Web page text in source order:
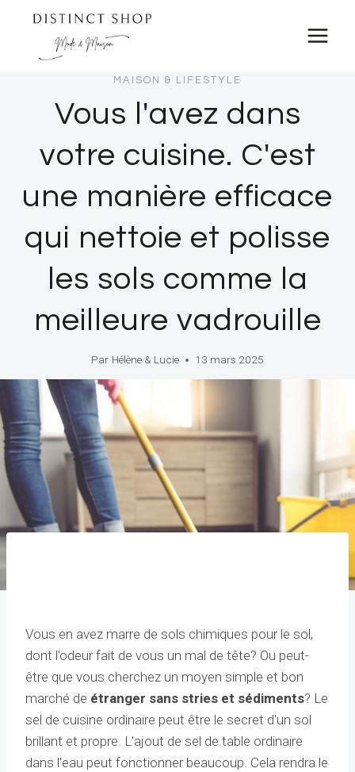
MAISON & LIFESTYLE
Vous l'avez dans
votre cuisine. C'est
une manière efficace
qui nettoie et polisse
les sols comme la
meilleure vadrouille
Par Hélène & Lucie 13 mars 2025
Vous en avez marre de sols chimiques pour le sol,
dont l'odeur fait de vous un mal de tête? Ou peut-
être que vous cherchez un moyen simple et bon
marché de étranger sans stries et sédiments? Le
sel de cuisine ordinaire peut être le secret d'un sol
brillant et propre. L'ajout de sel de table ordinaire
dans l'eau peut fonctionner beaucoup. Cela rendra le